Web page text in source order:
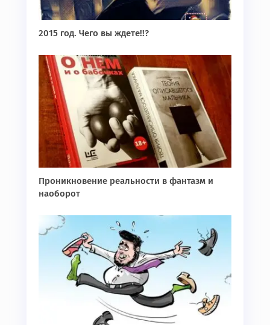
2015 год. Чего вы ждете!!?
Проникновение реальности в фантазм и
наоборот